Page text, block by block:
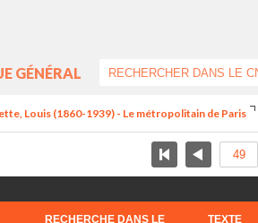
GÉNÉRAL
Louis (1860-1939) - Le métropolitain de Paris
RECHERCHE DANS LE
TEXTE